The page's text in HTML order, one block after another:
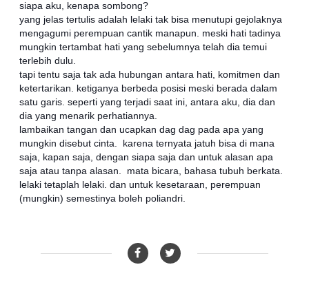
siapa aku, kenapa sombong?
yang jelas tertulis adalah lelaki tak bisa menutupi gejolaknya
mengagumi perempuan cantik manapun. meski hati tadinya
mungkin tertambat hati yang sebelumnya telah dia temui
terlebih dulu.
tapi tentu saja tak ada hubungan antara hati, komitmen dan
ketertarikan. ketiganya berbeda posisi meski berada dalam
satu garis. seperti yang terjadi saat ini, antara aku, dia dan
dia yang menarik perhatiannya.
lambaikan tangan dan ucapkan dag dag pada apa yang
mungkin disebut cinta. karena ternyata jatuh bisa di mana
saja, kapan saja, dengan siapa saja dan untuk alasan apa
saja atau tanpa alasan. mata bicara, bahasa tubuh berkata.
lelaki tetaplah lelaki. dan untuk kesetaraan, perempuan
(mungkin) semestinya boleh poliandri.